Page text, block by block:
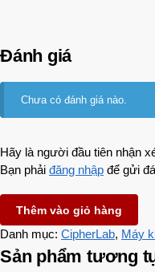
Đánh giá
Chưa có đánh giá nào.
Hãy là người đầu tiên nhận
Bạn phải đăng nhập để gửi
Thêm vào giỏ hàng
Danh mục: CipherLab, Máy
Sản phẩm tương